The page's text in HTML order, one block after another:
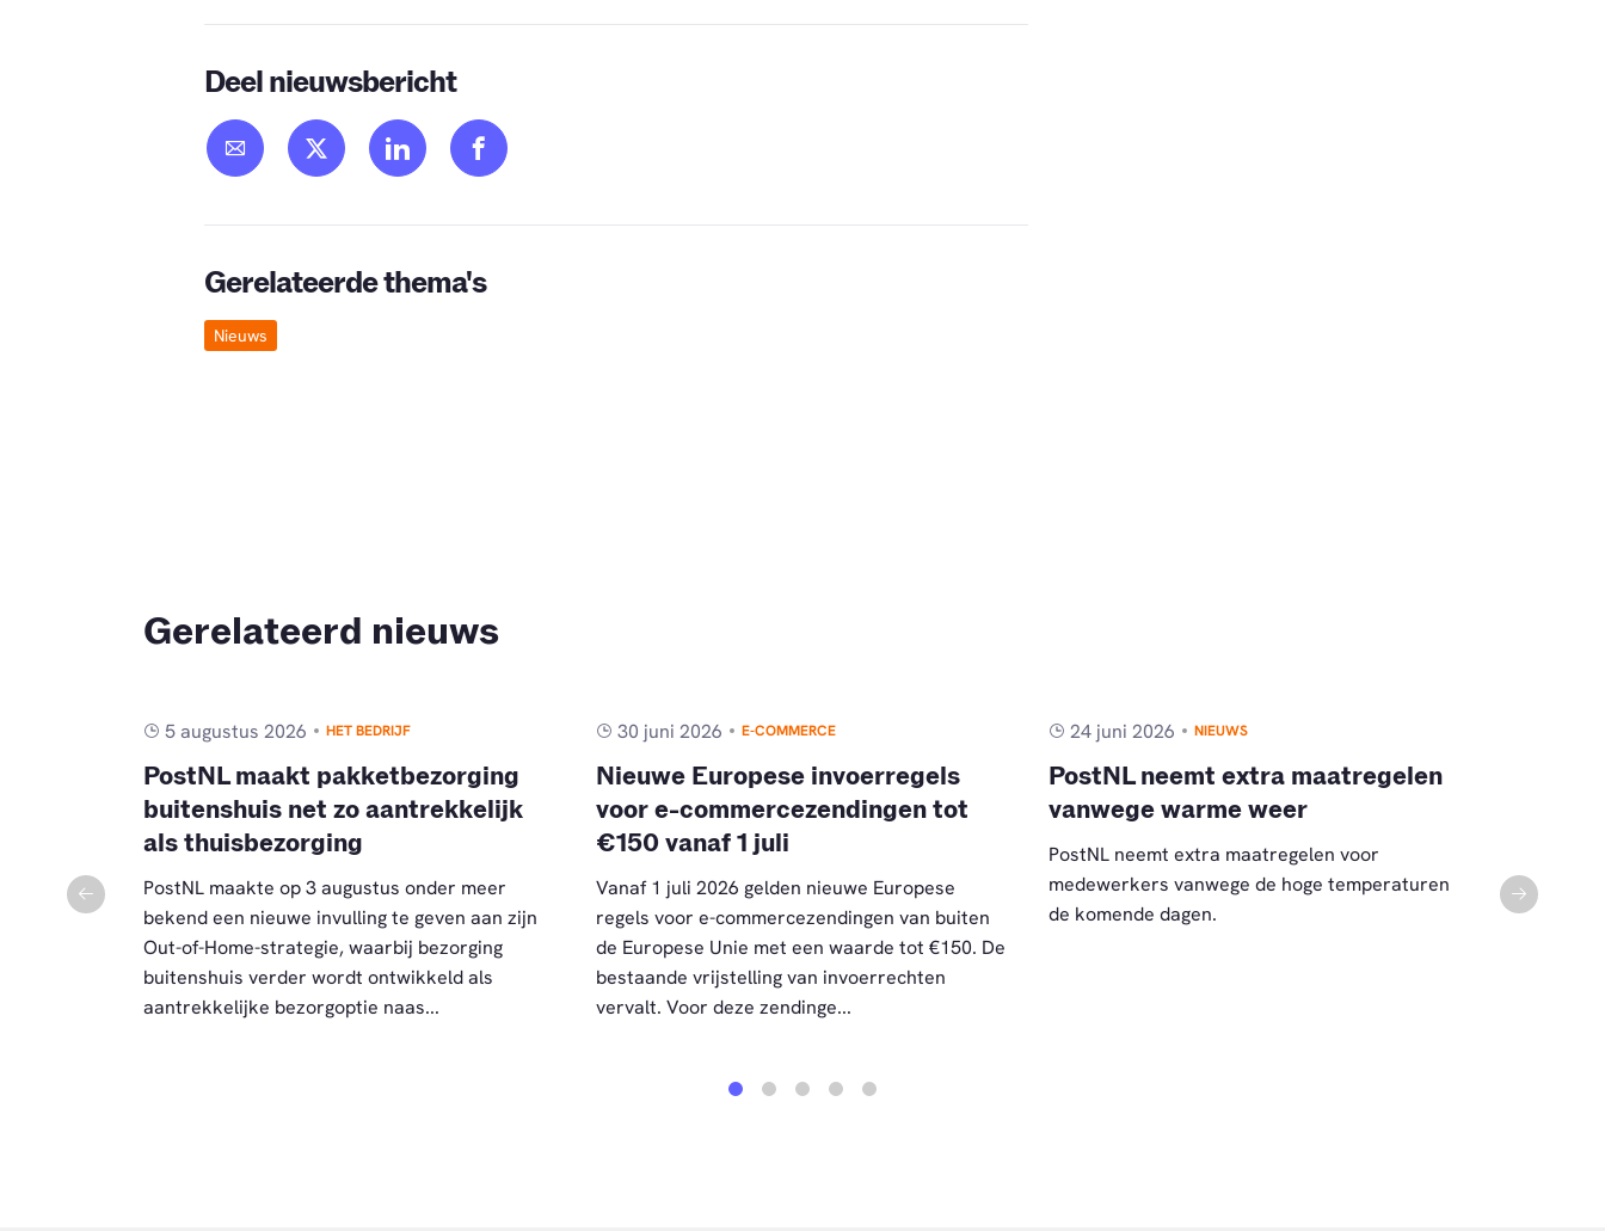
Deel nieuwsbericht
Gerelateerde thema's
Nieuws
Gerelateerd nieuws
Zo
5 augustus 2026 HET BEDRIJF
PostNL maakt pakketbezorging
buitenshuis net zo aantrekkelijk
als thuisbezorging
PostNL maakte op 3 augustus onder meer
bekend een nieuwe invulling te geven aan zijn
Out-of-Home-strategie, waarbij bezorging
buitenshuis verder wordt ontwikkeld als
aantrekkelijke bezorgoptie naas...
30 juni 2026 E-COMMERCE
Nieuwe Europese invoerregels
voor e-commercezendingen tot
€150 vanaf 1 juli
Vanaf 1 juli 2026 gelden nieuwe Europese
regels voor e-commercezendingen van buiten
de Europese Unie met een waarde tot €150. De
bestaande vrijstelling van invoerrechten
vervalt. Voor deze zendinge...
24 juni 2026 NIEUWS
PostNL neemt extra maatregelen
vanwege warme weer
PostNL neemt extra maatregelen voor
medewerkers vanwege de hoge temperaturen
de komende dagen.
Bezorgers
speelt. Zo